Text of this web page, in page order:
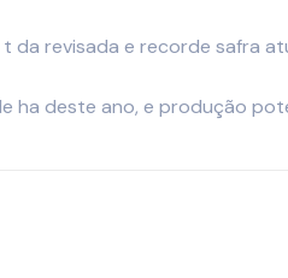
da revisada e recorde safra
ha deste ano, e produção